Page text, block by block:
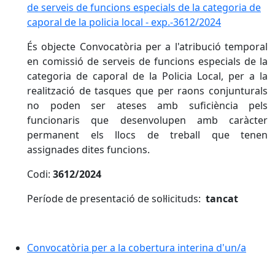
de serveis de funcions especials de la categoria de
caporal de la policia local - exp.-3612/2024
És objecte Convocatòria per a l'atribució temporal
en comissió de serveis de funcions especials de la
categoria de caporal de la Policia Local, per a la
realització de tasques que per raons conjunturals
no poden ser ateses amb suficiència pels
funcionaris que desenvolupen amb caràcter
permanent els llocs de treball que tenen
assignades dites funcions.
Codi: 3612/2024
Període de presentació de sol·licituds: tancat
Convocatòria per a la cobertura interina d'un/a